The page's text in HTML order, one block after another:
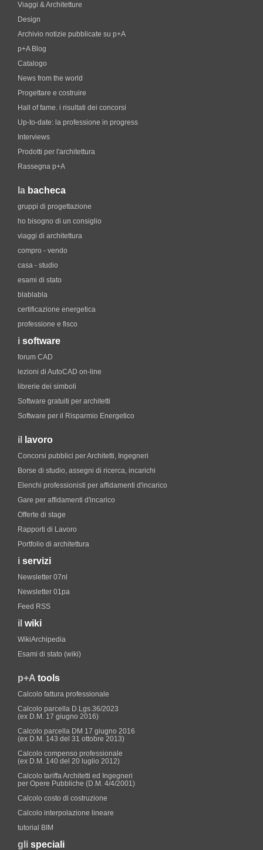
Viaggi & Architetture
Design
Archivio notizie pubblicate su p+A
p+A Blog
Catalogo
News from the world
Progettare e costruire
Hall of fame. i risultati dei concorsi
Up-to-date: la professione in progress
Interviews
Prodotti per l'architettura
Rassegna p+A
la bacheca
gruppi di progettazione
ho bisogno di un consiglio
viaggi di architettura
compro - vendo
casa - studio
esami di stato
blablabla
certificazione energetica
professione e fisco
i software
forum CAD
lezioni di AutoCAD on-line
librerie dei simboli
Software gratuiti per architetti
Software per il Risparmio Energetico
il lavoro
Concorsi pubblici per Architetti, Ingegneri
Borse di studio, assegni di ricerca, incarichi
Elenchi professionisti per affidamenti d'incarico
Gare per affidamenti d'incarico
Offerte di stage
Rapporti di Lavoro
Portfolio di architettura
i servizi
Newsletter 07nl
Newsletter 01pa
Feed RSS
il wiki
WikiArchipedia
Esami di stato (wiki)
p+A tools
Calcolo fattura professionale
Calcolo parcella D.Lgs.36/2023
(ex D.M. 17 giugno 2016)
Calcolo parcella DM 17 giugno 2016
(ex D.M. 143 del 31 ottobre 2013)
Calcolo compenso professionale
(ex D.M. 140 del 20 luglio 2012)
Calcolo tariffa Architetti ed Ingegneri
per Opere Pubbliche (D.M. 4/4/2001)
Calcolo costo di costruzione
Calcolo interpolazione lineare
tutorial BIM
gli speciali